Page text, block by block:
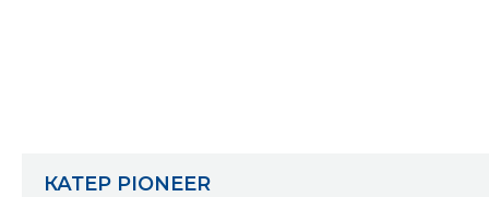
КАТЕР PIONEER